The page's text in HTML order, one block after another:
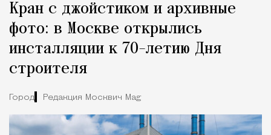
Кран с джойстиком и архивные
фото: в Москве открылись
инсталляции к 70-летию Дня
строителя
Город Редакция Москвич Mag